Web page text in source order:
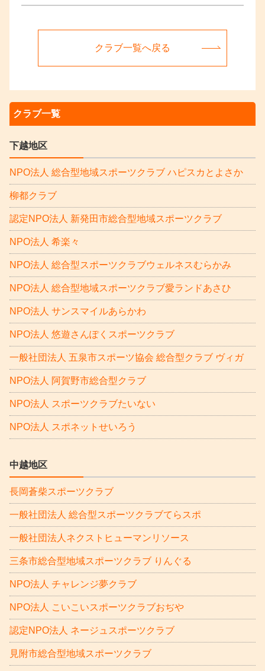
クラブ一覧へ戻る
クラブ一覧
下越地区
NPO法人 総合型地域スポーツクラブ ハピスカとよさか
柳都クラブ
認定NPO法人 新発田市総合型地域スポーツクラブ
NPO法人 希楽々
NPO法人 総合型スポーツクラブウェルネスむらかみ
NPO法人 総合型地域スポーツクラブ愛ランドあさひ
NPO法人 サンスマイルあらかわ
NPO法人 悠遊さんぽくスポーツクラブ
一般社団法人 五泉市スポーツ協会 総合型クラブ ヴィガ
NPO法人 阿賀野市総合型クラブ
NPO法人 スポーツクラブたいない
NPO法人 スポネットせいろう
中越地区
長岡蒼柴スポーツクラブ
一般社団法人 総合型スポーツクラブてらスポ
一般社団法人ネクストヒューマンリソース
三条市総合型地域スポーツクラブ りんぐる
NPO法人 チャレンジ夢クラブ
NPO法人 こいこいスポーツクラブおぢや
認定NPO法人 ネージュスポーツクラブ
見附市総合型地域スポーツクラブ